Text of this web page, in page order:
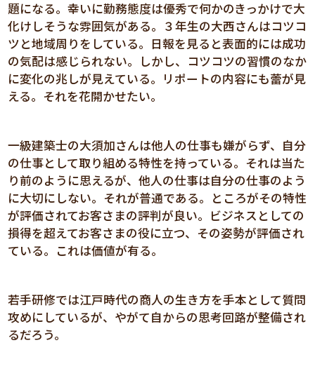
題になる。幸いに勤務態度は優秀で何かのきっかけで大
化けしそうな雰囲気がある。３年生の大西さんはコツコ
ツと地域周りをしている。日報を見ると表面的には成功
の気配は感じられない。しかし、コツコツの習慣のなか
に変化の兆しが見えている。リポートの内容にも蕾が見
える。それを花開かせたい。
一級建築士の大須加さんは他人の仕事も嫌がらず、自分
の仕事として取り組める特性を持っている。それは当た
り前のように思えるが、他人の仕事は自分の仕事のよう
に大切にしない。それが普通である。ところがその特性
が評価されてお客さまの評判が良い。ビジネスとしての
損得を超えてお客さまの役に立つ、その姿勢が評価され
ている。これは価値が有る。
若手研修では江戸時代の商人の生き方を手本として質問
攻めにしているが、やがて自からの思考回路が整備され
るだろう。